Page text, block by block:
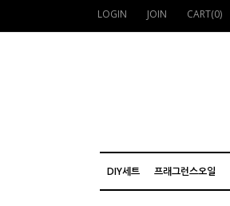
LOGIN JOIN CART(0)
DIY세트 프래그런스오일